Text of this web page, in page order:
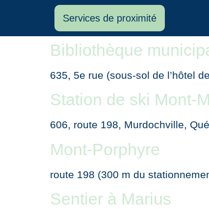
Services de proximité
Bibliothèque
635, 5e rue (sous-sol de l’hôtel
Station de ski Mont-
606, route 198, Murdochville,
Mont-Porphyre
route 198 (300 m du
Sentier à Marius